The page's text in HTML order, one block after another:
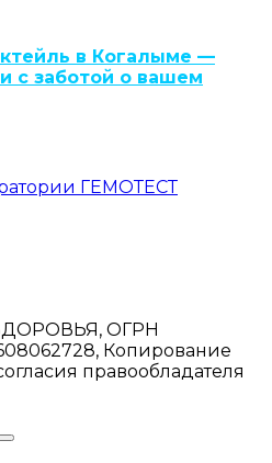
в Когалыме —
с заботой о вашем
ГЕМОТЕСТ
ОГРН
Копирование
правообладателя